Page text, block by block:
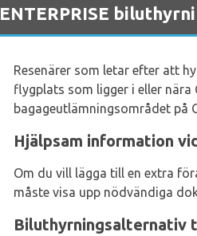
ENTERPRISE
Resenärer som letar efter att
flygplats som ligger i eller
bagageutlämningsområdet på
Hjälpsam information
Om du vill lägga till en extra
måste visa upp nödvändiga
Biluthyrningsalternativ